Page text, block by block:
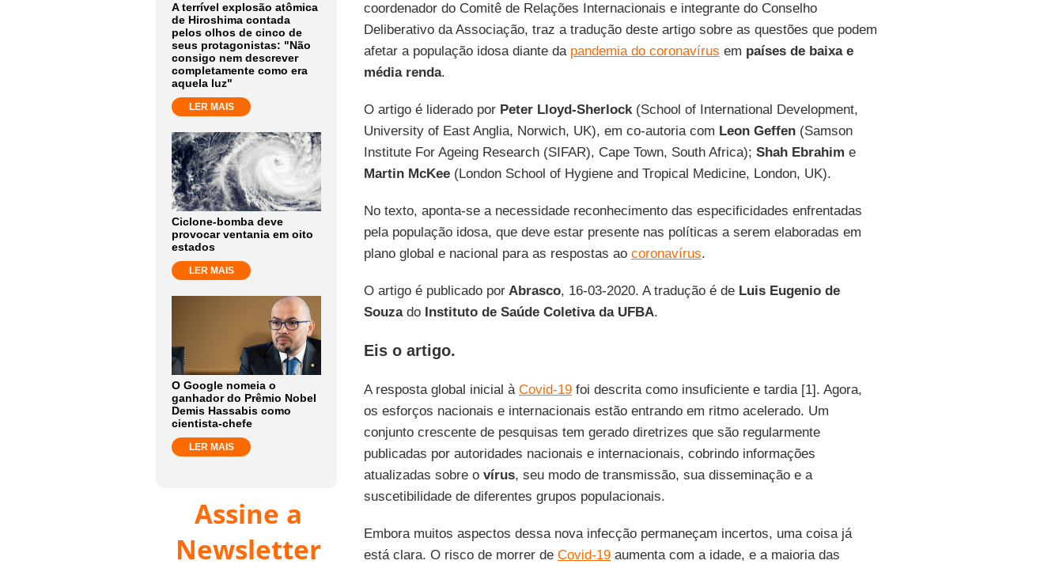
A terrível explosão atômica
de Hiroshima contada
pelos olhos de cinco de
seus protagonistas: "Não
consigo nem descrever
completamente como era
aquela luz"
LER MAIS
Ciclone-bomba deve
provocar ventania em oito
estados
LER MAIS
O Google nomeia o
ganhador do Prêmio Nobel
Demis Hassabis como
cientista-chefe
LER MAIS
Assine a
Newsletter
coordenador do Comitê de Relações Internacionais e integrante do Conselho
Deliberativo da Associação, traz a tradução deste artigo sobre as questões que podem
afetar a população idosa diante da pandemia do coronavírus em países de baixa e
média renda.
O artigo é liderado por Peter Lloyd-Sherlock(School of International Development,
University of East Anglia, Norwich, UK), em co-autoria com Leon Geffen(Samson
Institute For Ageing Research (SIFAR), Cape Town, South Africa); Shah Ebrahim e
Martin McKee(London School of Hygiene and Tropical Medicine, London, UK).
No texto, aponta-se a necessidade reconhecimento das especificidades enfrentadas
pela população idosa, que deve estar presente nas políticas a serem elaboradas em
plano global e nacional para as respostas ao coronavírus.
O artigo é publicado porAbrasco, 16-03-2020. A tradução é de Luis Eugenio de
SouzadoInstituto de Saúde Coletiva da UFBA.
Eis o artigo.
A resposta global inicial à Covid-19foi descrita como insuficiente e tardia [1]. Agora,
os esforços nacionais e internacionais estão entrando em ritmo acelerado. Um
conjunto crescente de pesquisas tem gerado diretrizes que são regularmente
publicadas por autoridades nacionais e internacionais, cobrindo informações
atualizadas sobre o vírus, seu modo de transmissão, sua disseminação e a
suscetibilidade de diferentes grupos populacionais.
Embora muitos aspectos dessa nova infecção permaneçam incertos, uma coisa já
está clara. O risco de morrer de Covid-19aumenta com a idade, e a maioria das